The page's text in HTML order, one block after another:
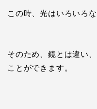
この時、光はいろいろ
そのため、鏡とは違い
ことができます。